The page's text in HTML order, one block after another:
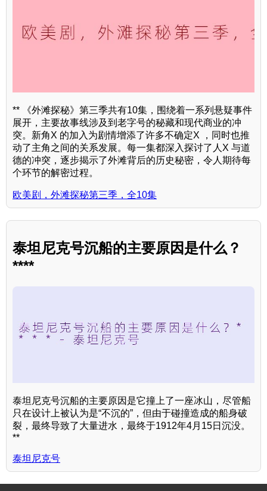
** 《外滩探秘》第三季共有10集，围绕着一系列悬疑事件
展开，主要故事线涉及到老字号的秘藏和现代商业的冲
突。新角X 的加入为剧情增添了许多不确定X ，同时也推
动了主角之间的关系发展。每一集都深入探讨了人X 与道
德的冲突，逐步揭示了外滩背后的历史秘密，令人期待每
个环节的解密过程。
欧美剧，外滩探秘第三季，全10集
泰坦尼克号沉船的主要原因是什么？
****
泰坦尼克号沉船的主要原因是它撞上了一座冰山，尽管船
只在设计上被认为是“不沉的”，但由于碰撞造成的船身破
裂，最终导致了大量进水，最终于1912年4月15日沉没。
**
泰坦尼克号